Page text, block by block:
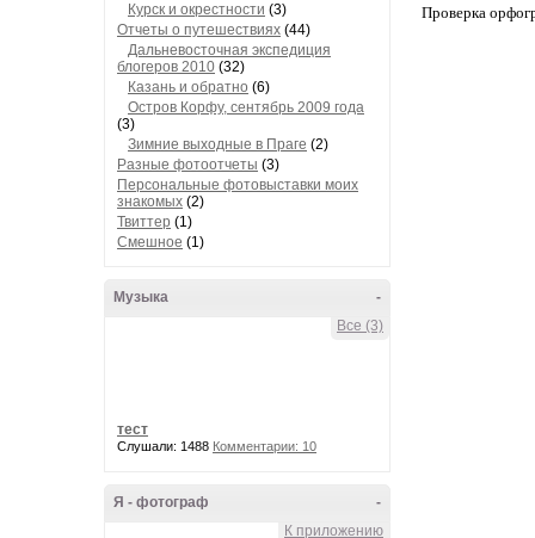
Курск и окрестности (3)
Отчеты о путешествиях (44)
Дальневосточная экспедиция
блогеров 2010 (32)
Казань и обратно (6)
Остров Корфу, сентябрь 2009 года
(3)
Зимние выходные в Праге (2)
Разные фотоотчеты (3)
Персональные фотовыставки моих
знакомых (2)
Твиттер (1)
Смешное (1)
-
Музыка
Все (3)
тест
Слушали: 1488 Комментарии: 10
-
Я - фотограф
К приложению
Проверка